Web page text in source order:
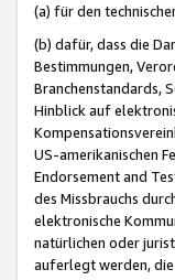
(a) für den
(b) dafür, dass die
Bestimmungen,
Branchenstandards,
Hinblick auf
US-amerikanischen
Endorsement and
des Missbrauchs
elektronische
natürlichen oder
auferlegt werden,